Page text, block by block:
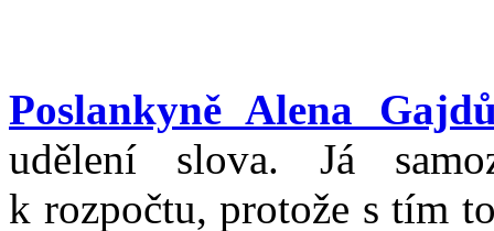
Poslankyně Alena
udělení slova. Já
k rozpočtu, protože s tím